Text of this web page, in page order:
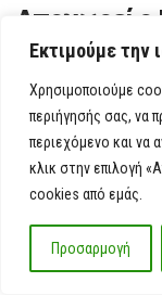
Εκτιμούμε την
Χρησιμοποιούμε
περιήγησής σας, να
περιεχόμενο και να
κλικ στην επιλογή
cookies από εμάς.
Προσαρμογή
Αποχωρεί ο
Συριζα
Κοινοποιήστε
ΚοινοποιήστεΟ
Γιώργος
αποχωρεί από